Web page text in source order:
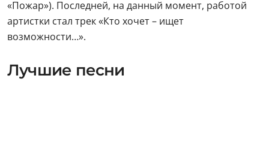
«Пожар»). Последней, на данный момент, работой
артистки стал трек «Кто хочет – ищет
возможности…».
Лучшие песни